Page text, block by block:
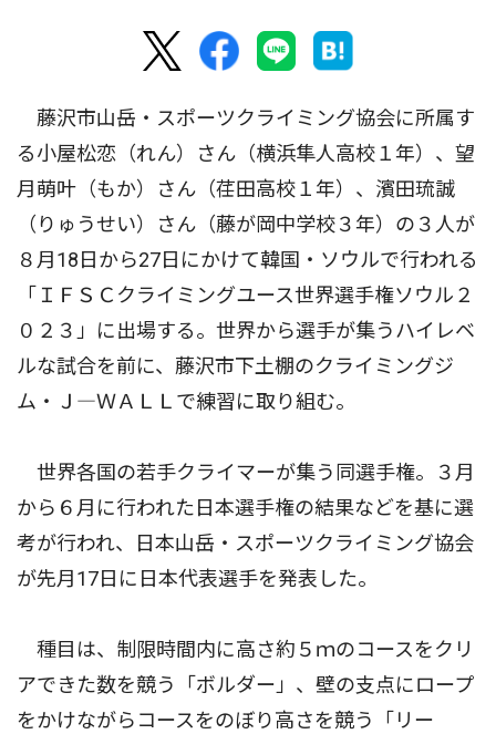
藤沢市山岳・スポーツクライミング協会に所属す
る小屋松恋（れん）さん（横浜隼人高校１年）、望
月萌叶（もか）さん（荏田高校１年）、濱田琉誠
（りゅうせい）さん（藤が岡中学校３年）の３人が
８月18日から27日にかけて韓国・ソウルで行われる
「ＩＦＳＣクライミングユース世界選手権ソウル２
０２３」に出場する。世界から選手が集うハイレベ
ルな試合を前に、藤沢市下土棚のクライミングジ
ム・Ｊ―ＷＡＬＬで練習に取り組む。
世界各国の若手クライマーが集う同選手権。３月
から６月に行われた日本選手権の結果などを基に選
考が行われ、日本山岳・スポーツクライミング協会
が先月17日に日本代表選手を発表した。
種目は、制限時間内に高さ約５ｍのコースをクリ
アできた数を競う「ボルダー」、壁の支点にロープ
をかけながらコースをのぼり高さを競う「リー